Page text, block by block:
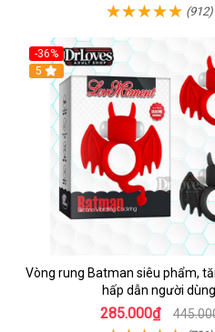
(912)
-36%
5
Vòng rung Batman siêu phẩm,
hấp dẫn người dùng
285.000₫